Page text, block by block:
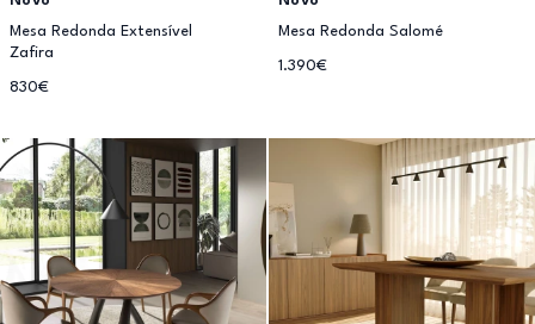
Mesa Redonda Extensível
Zafira
830€
Mesa Redonda Salomé
1.390€